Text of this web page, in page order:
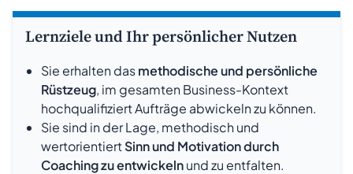
Lernziele und Ihr persönlicher Nutzen
Sie erhalten dasmethodische und persönliche
Rüstzeug, im gesamten Business-Kontext
hochqualifiziert Aufträge abwickeln zu können.
Sie sind in der Lage, methodisch und
wertorientiertSinn und Motivation durch
Coaching zu entwickelnund zu entfalten.